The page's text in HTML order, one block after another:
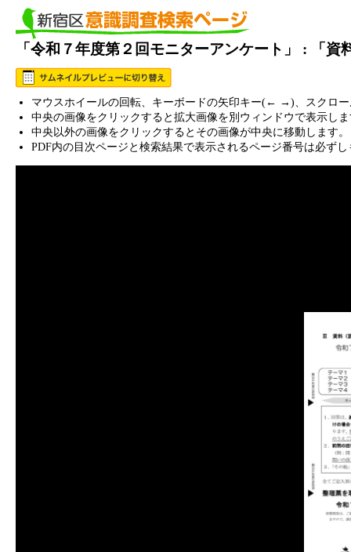
「令和７年度第２回モニターアンケート」 : 「
マウスホイールの回転、キーボードの矢印キー(← →)、スクロ
中央の画像をクリックすると拡大画像を別ウィンドウで表示し
中央以外の画像をクリックするとその画像が中央に移動します。
PDF内の目次ページと検索結果で表示されるページ番号は必ず